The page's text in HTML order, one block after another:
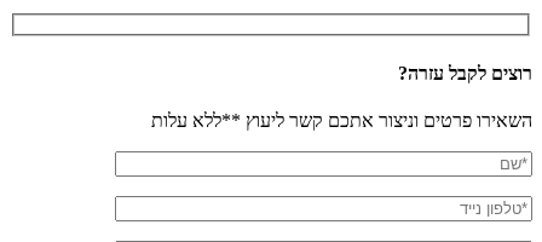
רוצים לקבל עזרה?
השאירו פרטים וניצור אתכם קשר ליעוץ **ללא עלות